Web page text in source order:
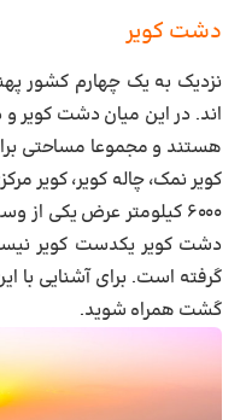
دشت کویر
نزدیک به یک چهارم کشور
اند. در این میان دشت
۶۰۰۰ کیلومتر عرض یکی
دشت کویر یکدست کویر
گرفته است. برای آشنایی با
گشت همراه شوید.